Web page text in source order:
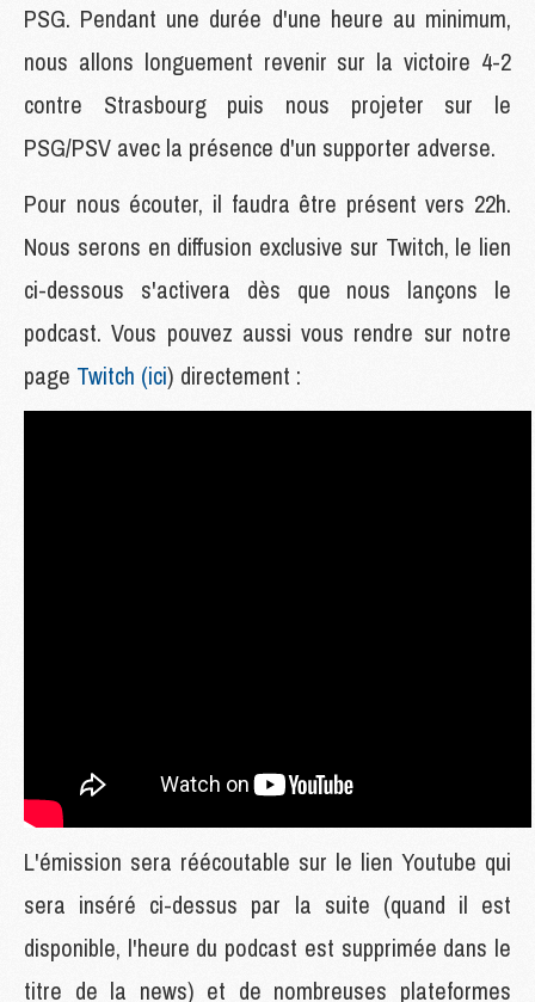
PSG. Pendant une durée d'une heure au minimum,
nous allons longuement revenir sur la victoire 4-2
contre Strasbourg puis nous projeter sur le
PSG/PSV avec la présence d'un supporter adverse.
Pour nous écouter, il faudra être présent vers 22h.
Nous serons en diffusion exclusive sur Twitch, le lien
ci-dessous s'activera dès que nous lançons le
podcast. Vous pouvez aussi vous rendre sur notre
page Twitch (ici) directement :
L'émission sera réécoutable sur le lien Youtube qui
sera inséré ci-dessus par la suite (quand il est
disponible, l'heure du podcast est supprimée dans le
titre de la news) et de nombreuses plateformes